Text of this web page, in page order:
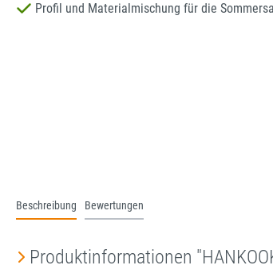
Profil und Materialmischung für die
Beschreibung Bewertungen
Produktinformationen